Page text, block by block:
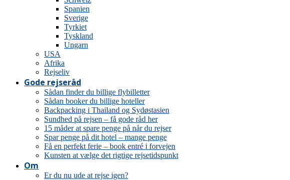
Spanien
Sverige
Tyrkiet
Tyskland
Ungarn
USA
Afrika
Rejseliv
Gode rejseråd
Sådan finder du billige flybilletter
Sådan booker du billige hoteller
Backpacking i Thailand og Sydøstasien
Sundhed på rejsen – få gode råd her
15 måder at spare penge på når du rejser
Spar penge på dit hotel – mange penge
Få en perfekt ferie – book entré i forvejen
Kunsten at vælge det rigtige rejsetidspunkt
Om
Er du nu ude at rejse igen?